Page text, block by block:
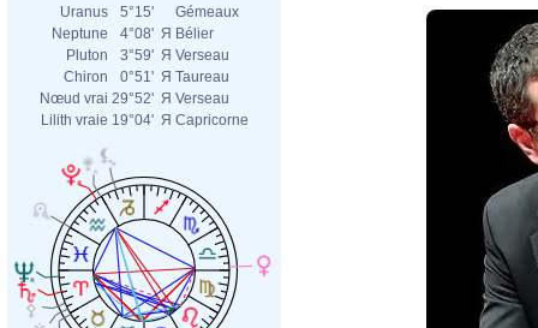
Uranus
5°15'
Gémeaux
Neptune
4°08' Я Bélier
Pluton
3°59' Я Verseau
Chiron
0°51' Я Taureau
Nœud vrai 29°52' Я Verseau
Lilith vraie 19°04' Я Capricorne